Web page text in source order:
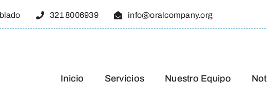
321 8006939 info@oralcompany.org
Inicio Servicios Nuestro Equipo